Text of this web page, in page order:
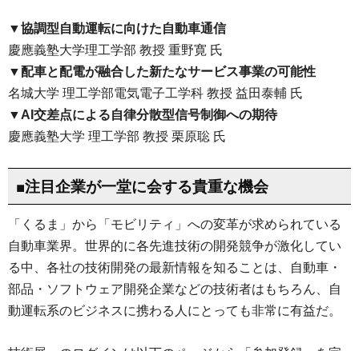
▼協調型自動運転に向けた自動車通信
慶應義塾大学理工学部 教授 重野寛 氏
▼配車と配電が融合した新たなサービス事業の可能性
名城大学 理工学部電気電子工学科 教授 益田泰輔 氏
▼AI交差点による自律分散型信号制御への期待
慶應義塾大学 理工学部 教授 栗原聡 氏
■注目企業が一堂に会する貴重な機会
「くるま」から「モビリティ」への変革が求められている
自動車業界。世界的に各先進技術の開発競争が激化してい
る中、各社の技術開発の最新情報を知ることは、自動車・
部品・ソフトウェア開発企業などの技術者はもちろん、自
動運転系のビジネスに携わる人にとっても非常に有益だ。